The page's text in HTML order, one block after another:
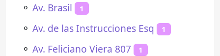
⚬ Av. Brasil 1
⚬ Av. de las Instrucciones Esq 1
⚬ Av. Feliciano Viera 807 1